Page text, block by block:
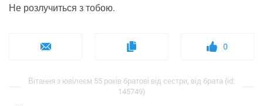
Не розлучиться з тобою.
0
Вітання з ювілеєм 55 років братові від сестри, від брата (id:
145749)